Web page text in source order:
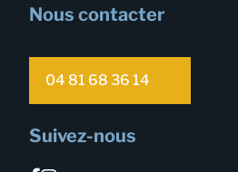
Nous contacter
04 81 68 36 14
Suivez-nous